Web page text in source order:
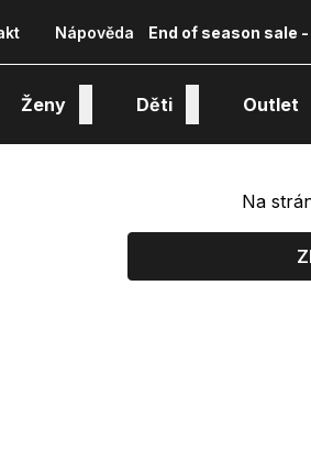
Nápověda End of season sale
Ženy Děti Outlet
Na